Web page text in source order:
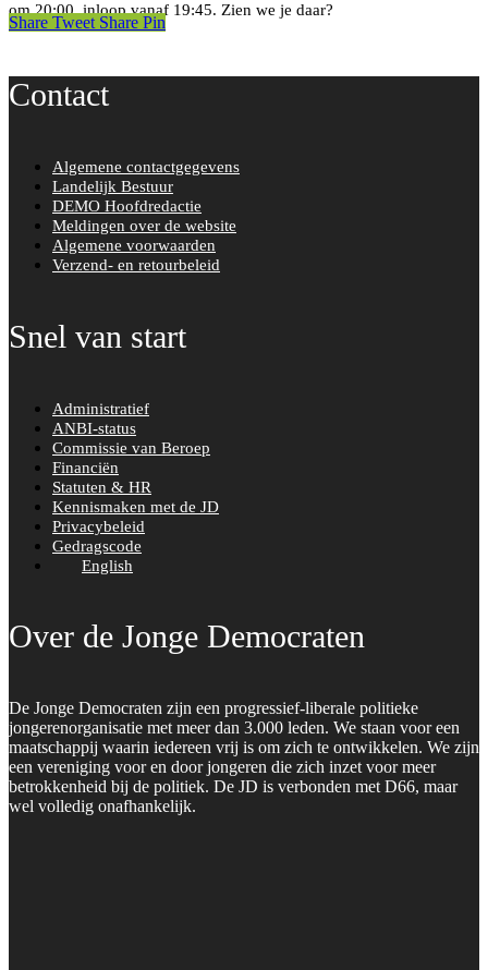
om 20:00, inloop vanaf 19:45. Zien we je daar?
Share Tweet Share Pin
Contact
Algemene contactgegevens
Landelijk Bestuur
DEMO Hoofdredactie
Meldingen over de website
Algemene voorwaarden
Verzend- en retourbeleid
Snel van start
Administratief
ANBI-status
Commissie van Beroep
Financiën
Statuten & HR
Kennismaken met de JD
Privacybeleid
Gedragscode
English
Over de Jonge Democraten
De Jonge Democraten zijn een progressief-liberale politieke
jongerenorganisatie met meer dan 3.000 leden. We staan voor een
maatschappij waarin iedereen vrij is om zich te ontwikkelen. We zijn
een vereniging voor en door jongeren die zich inzet voor meer
betrokkenheid bij de politiek. De JD is verbonden met D66, maar
wel volledig onafhankelijk.